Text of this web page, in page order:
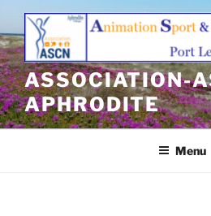
Aller
contenu
principal
ASSOCIATION-
APHRODITE
Menu